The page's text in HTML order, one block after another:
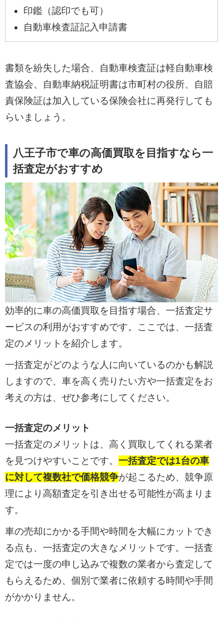
印鑑（認印でも可）
自動車検査証記入申請書
書類を紛失した場合、自動車検査証は軽自動車検
査協会、自動車納税証明書は市町村の役所、自賠
責保険証は加入している保険会社に再発行しても
らいましょう。
八王子市で車の高価買取を目指すなら一
括査定がおすすめ
効率的に車の高価買取を目指す場合、一括査定サ
ービスの利用がおすすめです。ここでは、一括査
定のメリットを紹介します。
一括査定がどのような人に向いているのかも解説
しますので、車を高く売りたい方や一括査定をお
考えの方は、ぜひ参考にしてください。
一括査定のメリット
一括査定のメリットは、高く買取してくれる業者
を見つけやすいことです。 一括査定では1台の車
に対して複数社で価格競争が起こるため、競争原
理により高額査定を引き出せる可能性が高まりま
す。
車の売却にかかる手間や時間を大幅にカットでき
る点も、一括査定の大きなメリットです。一括査
定では一度の申し込みで複数の業者から査定して
もらえるため、個別で業者に依頼する時間や手間
がかかりません。